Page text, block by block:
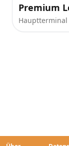
Premium
Hauptterminal